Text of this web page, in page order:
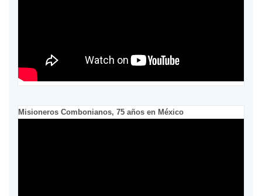
Misioneros Combonianos, 75 años en México